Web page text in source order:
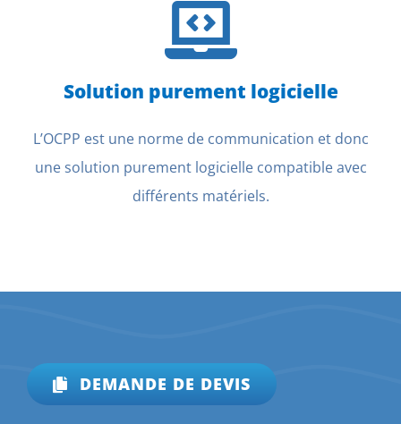
Solution purement logicielle
L’OCPP est une norme de communication et donc
une solution purement logicielle compatible avec
différents matériels.
DEMANDE DE DEVIS